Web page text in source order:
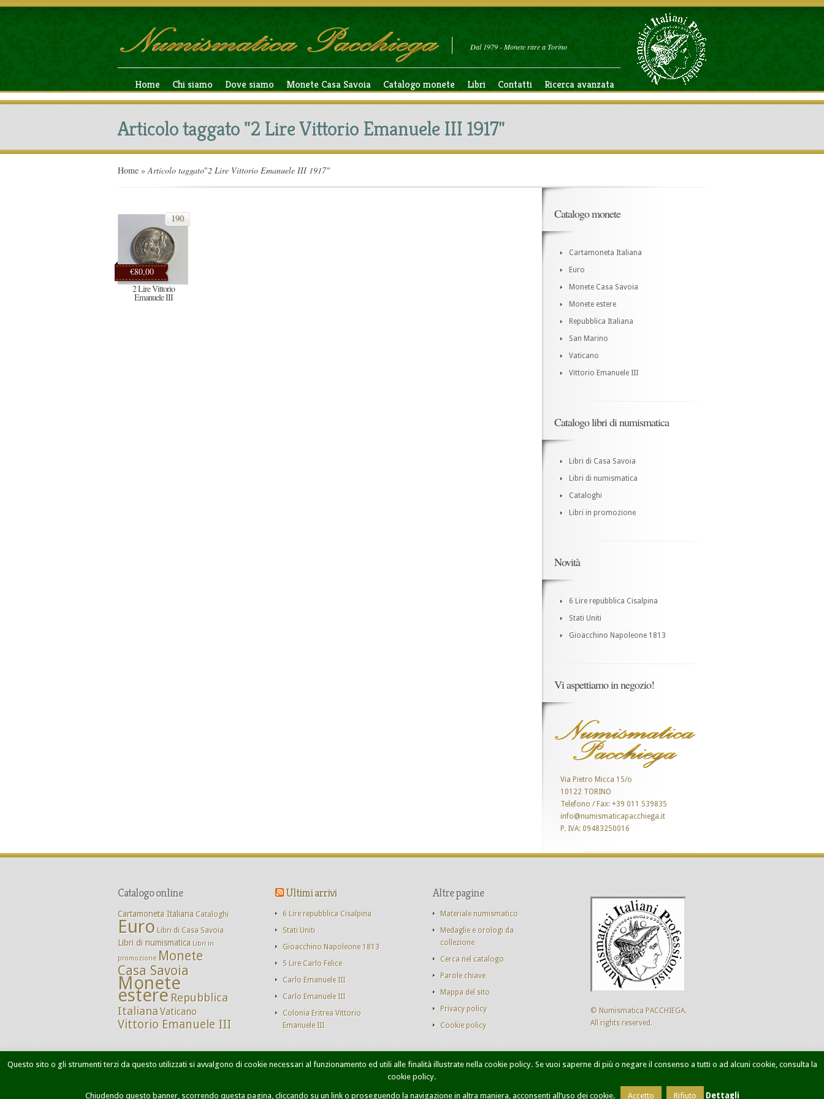
Dal 1979 - Monete rare a Torino
Home Chi siamo Dove siamo Monete Casa Savoia Catalogo monete Libri Contatti Ricerca avanzata
Articolo taggato "2 Lire Vittorio Emanuele III 1917"
Home » Articolo taggato"2 Lire Vittorio Emanuele III 1917"
€80,00
190
2 Lire Vittorio
Emanuele III
Catalogo monete
Cartamoneta Italiana
Euro
Monete Casa Savoia
Monete estere
Repubblica Italiana
San Marino
Vaticano
Vittorio Emanuele III
Catalogo libri di numismatica
Libri di Casa Savoia
Libri di numismatica
Cataloghi
Libri in promozione
Novità
6 Lire repubblica Cisalpina
Stati Uniti
Gioacchino Napoleone 1813
Vi aspettiamo in negozio!
Via Pietro Micca 15/o
10122 TORINO
Telefono / Fax: +39 011 539835
info@numismaticapacchiega.it
P. IVA: 09483250016
Catalogo online
Cartamoneta Italiana Cataloghi
Euro Libri di Casa Savoia
Libri di numismatica Libri in
promozione Monete
Casa Savoia
Monete
estere Repubblica
ItalianaVaticano
Vittorio Emanuele III
Ultimi arrivi
6 Lire repubblica Cisalpina
Stati Uniti
Gioacchino Napoleone 1813
5 Lire Carlo Felice
Carlo Emanuele III
Carlo Emanuele III
Colonia Eritrea Vittorio
Emanuele III
Altre pagine
Materiale numismatico
Medaglie e orologi da
collezione
Cerca nel catalogo
Parole chiave
Mappa del sito
Privacy policy
Cookie policy
© Numismatica PACCHIEGA.
All rights reserved.
Home Dove siamo Monete Casa Savoia Catalogo monete Contatti Ricerca avanzata Designed by Sol Levante
Questo sito o gli strumenti terzi da questo utilizzati si avvalgono di cookie necessari al funzionamento ed utili alle finalità illustrate nella cookie policy. Se vuoi saperne di più o negare il consenso a tutti o ad alcuni cookie, consulta la
cookie policy.
Chiudendo questo banner, scorrendo questa pagina, cliccando su un link o proseguendo la navigazione in altra maniera, acconsenti all’uso dei cookie. Accetto Rifiuto Dettagli